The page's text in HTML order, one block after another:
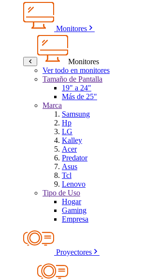
Monitores
Monitores
Ver todo en monitores
Tamaño de Pantalla
19" a 24"
Más de 25"
Marca
Samsung
Hp
LG
Kalley
Acer
Predator
Asus
Tcl
Lenovo
Tipo de Uso
Hogar
Gaming
Empresa
Proyectores